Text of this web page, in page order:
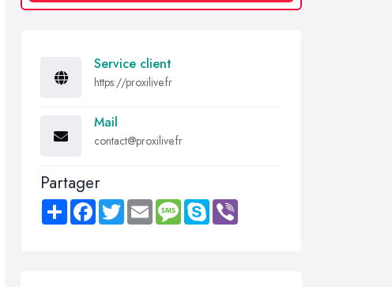
Service client
https://proxilive.fr
Mail
contact@proxilive.fr
Partager
Share FacebookTwitter Email MessageSkype